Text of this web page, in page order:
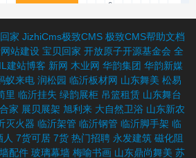
家 JizhiCms极致CMS 极致CMS帮助文档
站建设 宝贝回家 开放原子开源基金会 全
建站博客 新网 木业网 华韵集团 华韵新媒
蚁来电 润松园 临沂板材网 山东舞美 松易
里 临沂挂失 绿韵展柜 吊篮租赁 山东舞台
家 展贝展架 旭利来 大自然卫浴 山东新农
灭火器 临沂架管 临沂钢管 临沂脚手架 临
人 7货可居 7货 热门招聘 永发建筑 磁化阻
配件 玻璃幕墙 梅喻书画 山东鼎尚舞美 苏